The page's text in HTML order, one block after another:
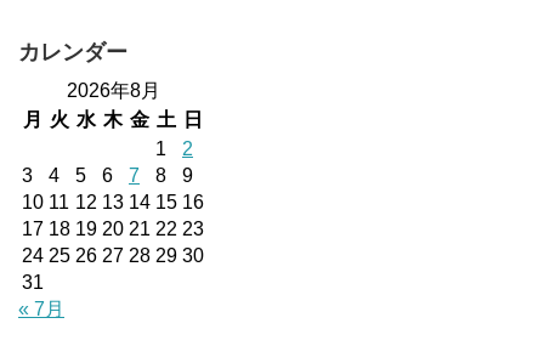
カレンダー
2026年8月
月
火 水 木 金 土
日
1
2
3
4 5 6 7 8
9
10 11 12 13 14 15 16
17 18 19 20 21 22 23
24 25 26 27 28 29 30
31
« 7月